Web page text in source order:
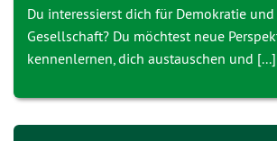
Du interessierst dich für Demokratie
Gesellschaft? Du möchtest neue
kennenlernen, dich austauschen und [...]